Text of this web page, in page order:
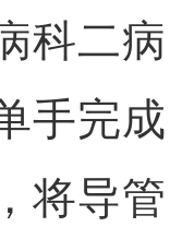
科二病
手完成
将导管